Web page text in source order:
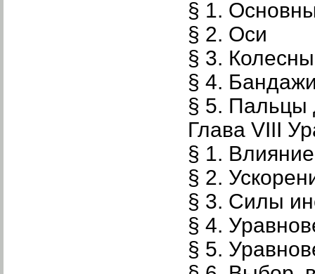
§ 1.
§ 2. Оси
§ 3.
§ 4.
§ 5. Пальцы
Глава VIII
§ 1.
§ 2.
§ 3. Силы
§ 4.
§ 5.